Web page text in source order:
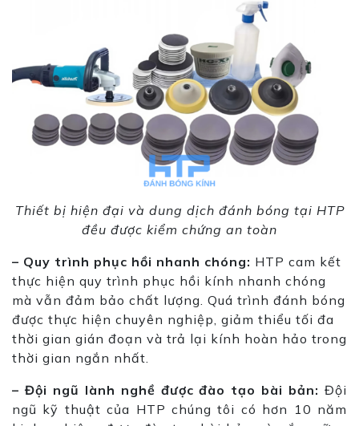
Thiết bị hiện đại và dung dịch đánh bóng tại HTP
đều được kiểm chứng an toàn
– Quy trình phục hồi nhanh chóng: HTP cam kết
thực hiện quy trình phục hồi kính nhanh chóng
mà vẫn đảm bảo chất lượng. Quá trình đánh bóng
được thực hiện chuyên nghiệp, giảm thiểu tối đa
thời gian gián đoạn và trả lại kính hoàn hảo trong
thời gian ngắn nhất.
– Đội ngũ lành nghề được đào tạo bài bản: Đội
ngũ kỹ thuật của HTP chúng tôi có hơn 10 năm